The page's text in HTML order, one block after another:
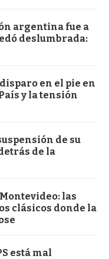
argentina fue a
deslumbrada:
en el pie en
y la tensión
de su
de la
las
clásicos donde la
está mal